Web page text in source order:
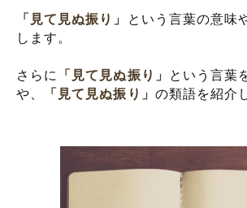
「見て見ぬ振り」
という言葉の意味
します。
さらに 「見て見ぬ振り」
という言葉
や、
「見て見ぬ振り」 の類語を紹介